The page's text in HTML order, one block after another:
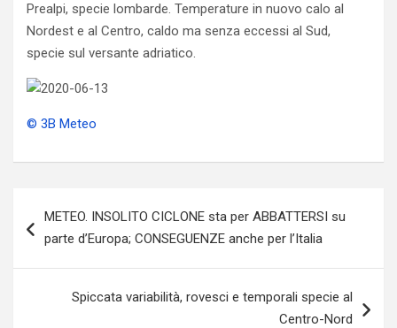
Prealpi, specie lombarde. Temperature in nuovo calo al
Nordest e al Centro, caldo ma senza eccessi al Sud,
specie sul versante adriatico.
© 3B Meteo
articoli
METEO. INSOLITO CICLONE sta per ABBATTERSI su
parte d’Europa; CONSEGUENZE anche per l’Italia
Spiccata variabilità, rovesci e temporali specie al
Centro-Nord